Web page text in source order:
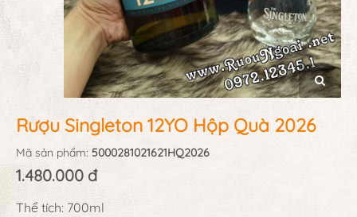
Rượu Singleton 12YO Hộp Quà 2026
Mã sản phẩm: 5000281021621HQ2026
1.480.000 đ
Thể tích: 700ml